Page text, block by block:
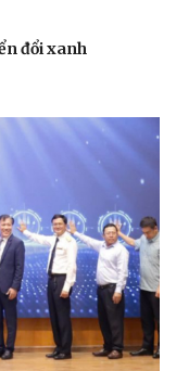
đổi xanh